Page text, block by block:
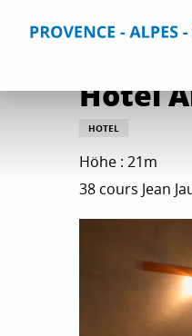
Home Aufenthalt
Hotel
HOTEL
Höhe : 21m
38 cours Jean